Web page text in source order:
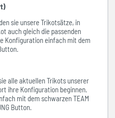
sie unsere Trikotsätze, in
auch gleich die passenden
Konfiguration einfach mit dem
alle aktuellen Trikots unserer
ihre Konfiguration beginnen.
mit dem schwarzen TEAM
Button.